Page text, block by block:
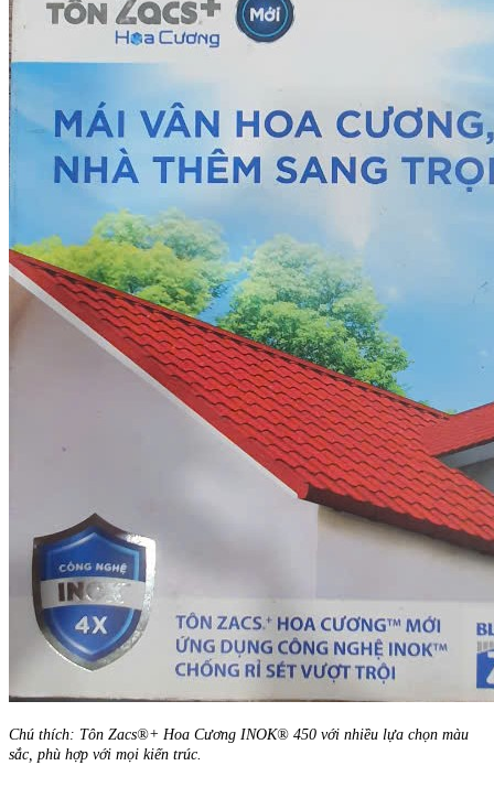
Chú thích: Tôn Zacs®+ Hoa Cương INOK® 450 với nhiều lựa chọn màu
sắc, phù hợp với mọi kiến trúc.